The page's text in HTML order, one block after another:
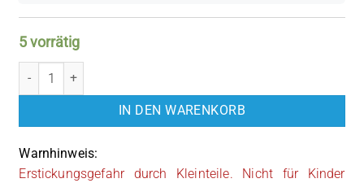
5 vorrätig
LEGO Star Wars: C-3PO (SW0010) Menge
IN DEN WARENKORB
Warnhinweis:
Erstickungsgefahr durch Kleinteile. Nicht für Kinder